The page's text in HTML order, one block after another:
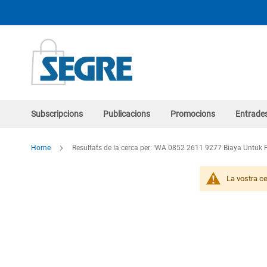
to
Subscripcions Publicacions Promocions
Home Resultats de la cerca per: 'WA 0852 2611 9277 Biaya
La vostra